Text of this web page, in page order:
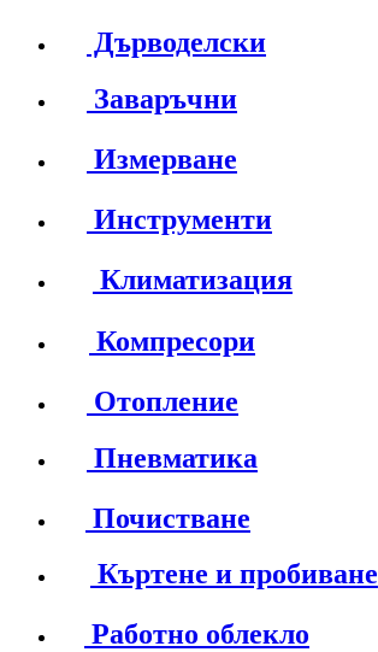
Дърводелски
Заваръчни
Измерване
Инструменти
Климатизация
Компресори
Отопление
Пневматика
Почистване
Къртене и пробиване
Работно облекло